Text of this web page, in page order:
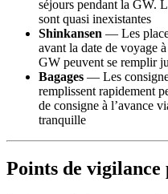
séjours pendant la GW.
sont quasi inexistantes
Shinkansen — Les
avant la date de voyage
GW peuvent se remplir
Bagages — Les
remplissent rapidement
de consigne à l’avance
tranquille
Points de